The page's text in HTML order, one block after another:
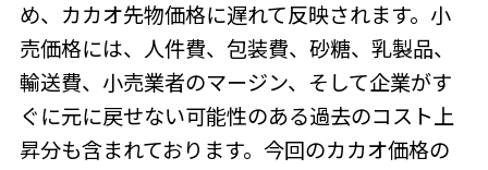
め、カカオ先物価格に遅れて反映されます。小
売価格には、人件費、包装費、砂糖、乳製品、
輸送費、小売業者のマージン、そして企業がす
ぐに元に戻せない可能性のある過去のコスト上
昇分も含まれております。今回のカカオ価格の